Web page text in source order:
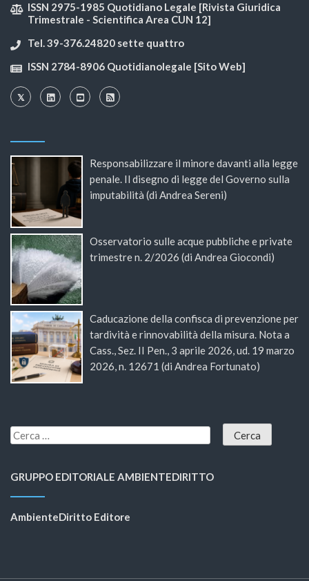
ISSN 2975-1985 Quotidiano Legale [Rivista Giuridica
Trimestrale - Scientifica Area CUN 12]
Tel. 39-376.24820 sette quattro
ISSN 2784-8906 Quotidianolegale [Sito Web]
Responsabilizzare il minore davanti alla legge
penale. Il disegno di legge del Governo sulla
imputabilità (di Andrea Sereni)
Osservatorio sulle acque pubbliche e private
trimestre n. 2/2026 (di Andrea Giocondi)
Caducazione della confisca di prevenzione per
tardività e rinnovabilità della misura. Nota a
Cass., Sez. II Pen., 3 aprile 2026, ud. 19 marzo
2026, n. 12671 (di Andrea Fortunato)
GRUPPO EDITORIALE AMBIENTEDIRITTO
AmbienteDiritto Editore